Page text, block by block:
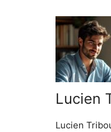
Lucien
Lucien